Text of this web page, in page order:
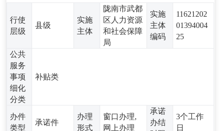
行使
层级
县级
实施
主体
陇南市武都
区人力资源
和社会保障
局
实施
主体
编码
11621202
01394004
25
公共
服务
事项
细化
分类
补贴类
办件
类型
承诺件
办理
形式
窗口办理,
网上办理
承诺
办结
3个工作
日